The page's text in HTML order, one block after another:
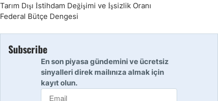
Tarım Dışı İstihdam Değişimi ve İşsizlik Oranı
Federal Bütçe Dengesi
Subscribe
En son piyasa gündemini ve ücretsiz
sinyalleri direk mailınıza almak için
kayıt olun.